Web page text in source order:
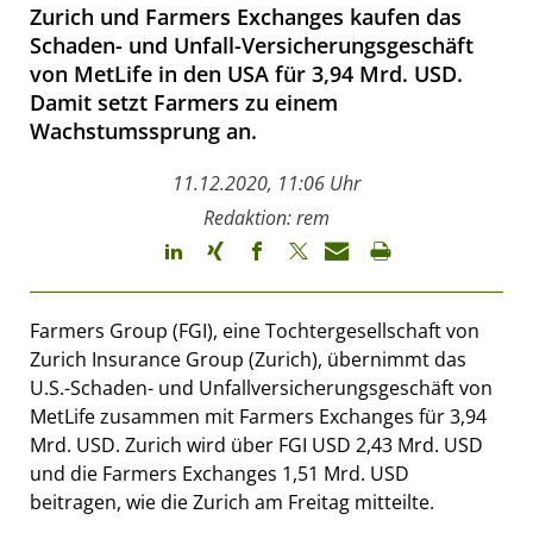
Zurich und Farmers Exchanges kaufen das
Schaden- und Unfall-Versicherungsgeschäft
von MetLife in den USA für 3,94 Mrd. USD.
Damit setzt Farmers zu einem
Wachstumssprung an.
11.12.2020, 11:06 Uhr
Redaktion: rem
Farmers Group (FGI), eine Tochtergesellschaft von
Zurich Insurance Group (Zurich), übernimmt das
U.S.-Schaden- und Unfallversicherungsgeschäft von
MetLife zusammen mit Farmers Exchanges für 3,94
Mrd. USD. Zurich wird über FGI USD 2,43 Mrd. USD
und die Farmers Exchanges 1,51 Mrd. USD
beitragen, wie die Zurich am Freitag mitteilte.